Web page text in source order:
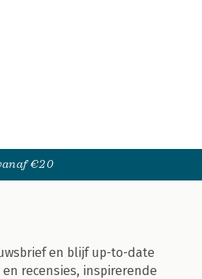
€20
en blijf up-to-date
recensies, inspirerende